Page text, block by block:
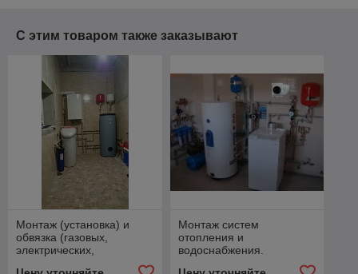
С этим товаром также заказывают
Монтаж (установка) и
обвязка (газовых,
электрических,
Монтаж систем
отопления и
водоснабжения.